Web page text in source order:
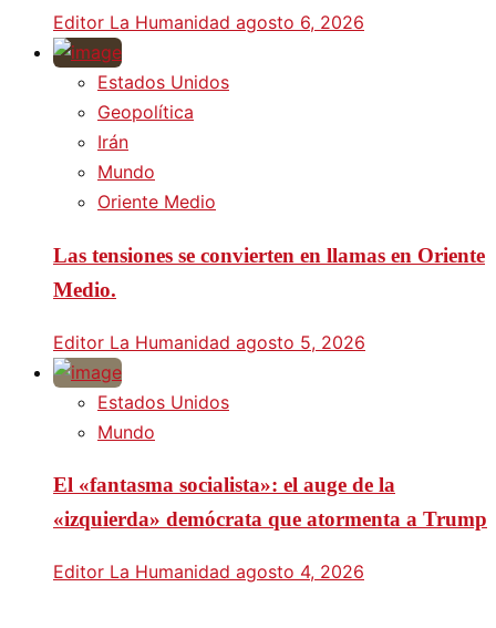
Editor La Humanidad agosto 6, 2026
Estados Unidos
Geopolítica
Irán
Mundo
Oriente Medio
Las tensiones se convierten en llamas en Oriente
Medio.
Editor La Humanidad agosto 5, 2026
Estados Unidos
Mundo
El «fantasma socialista»: el auge de la
«izquierda» demócrata que atormenta a Trump
Editor La Humanidad agosto 4, 2026